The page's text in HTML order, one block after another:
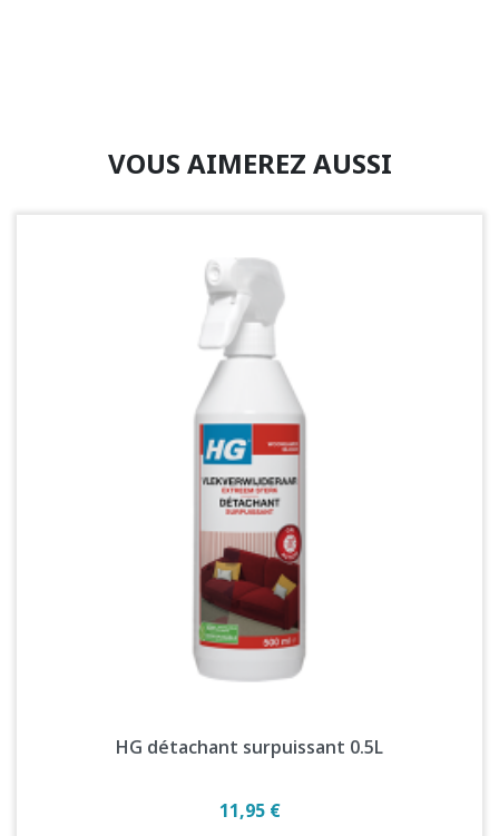
VOUS AIMEREZ AUSSI
HG détachant surpuissant 0.5L
Prix
11,95 €